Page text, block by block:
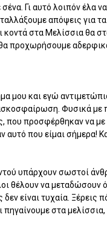
Γι αυτό λοιπόν έλα
απόψεις για
στα Μελίσσια θα
προχωρήσουμε
μου και εγώ
Φυσικά με
που προσφέρθηκαν να
αυτό που είμαι σήμερα!
υπάρχουν σωστοί
θέλουν να μεταδώσουν
είναι τυχαία. Ξέρεις
πηγαίνουμε στα